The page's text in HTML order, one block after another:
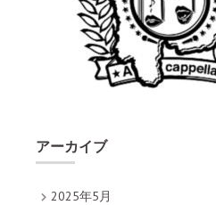
アーカイブ
2025年5月